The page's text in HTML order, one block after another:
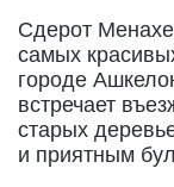
Сдерот
самых
городе
встречает
старых
и приятным